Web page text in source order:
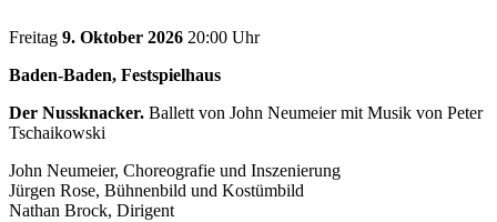
Freitag 9. Oktober 2026 20:00 Uhr
Baden-Baden, Festspielhaus
Der Nussknacker. Ballett von John Neumeier mit Musik von Peter
Tschaikowski
John Neumeier, Choreografie und Inszenierung
Jürgen Rose, Bühnenbild und Kostümbild
Nathan Brock, Dirigent